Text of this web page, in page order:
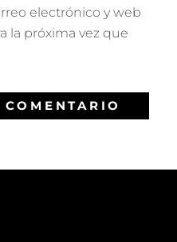
electrónico y web
la próxima vez que